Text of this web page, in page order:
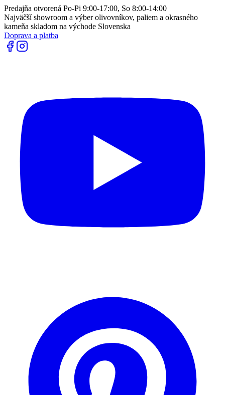
Predajňa otvorená Po-Pi 9:00-17:00, So 8:00-14:00
Najväčší showroom a výber olivovníkov, paliem a okrasného
kameňa skladom na východe Slovenska
Doprava a platba